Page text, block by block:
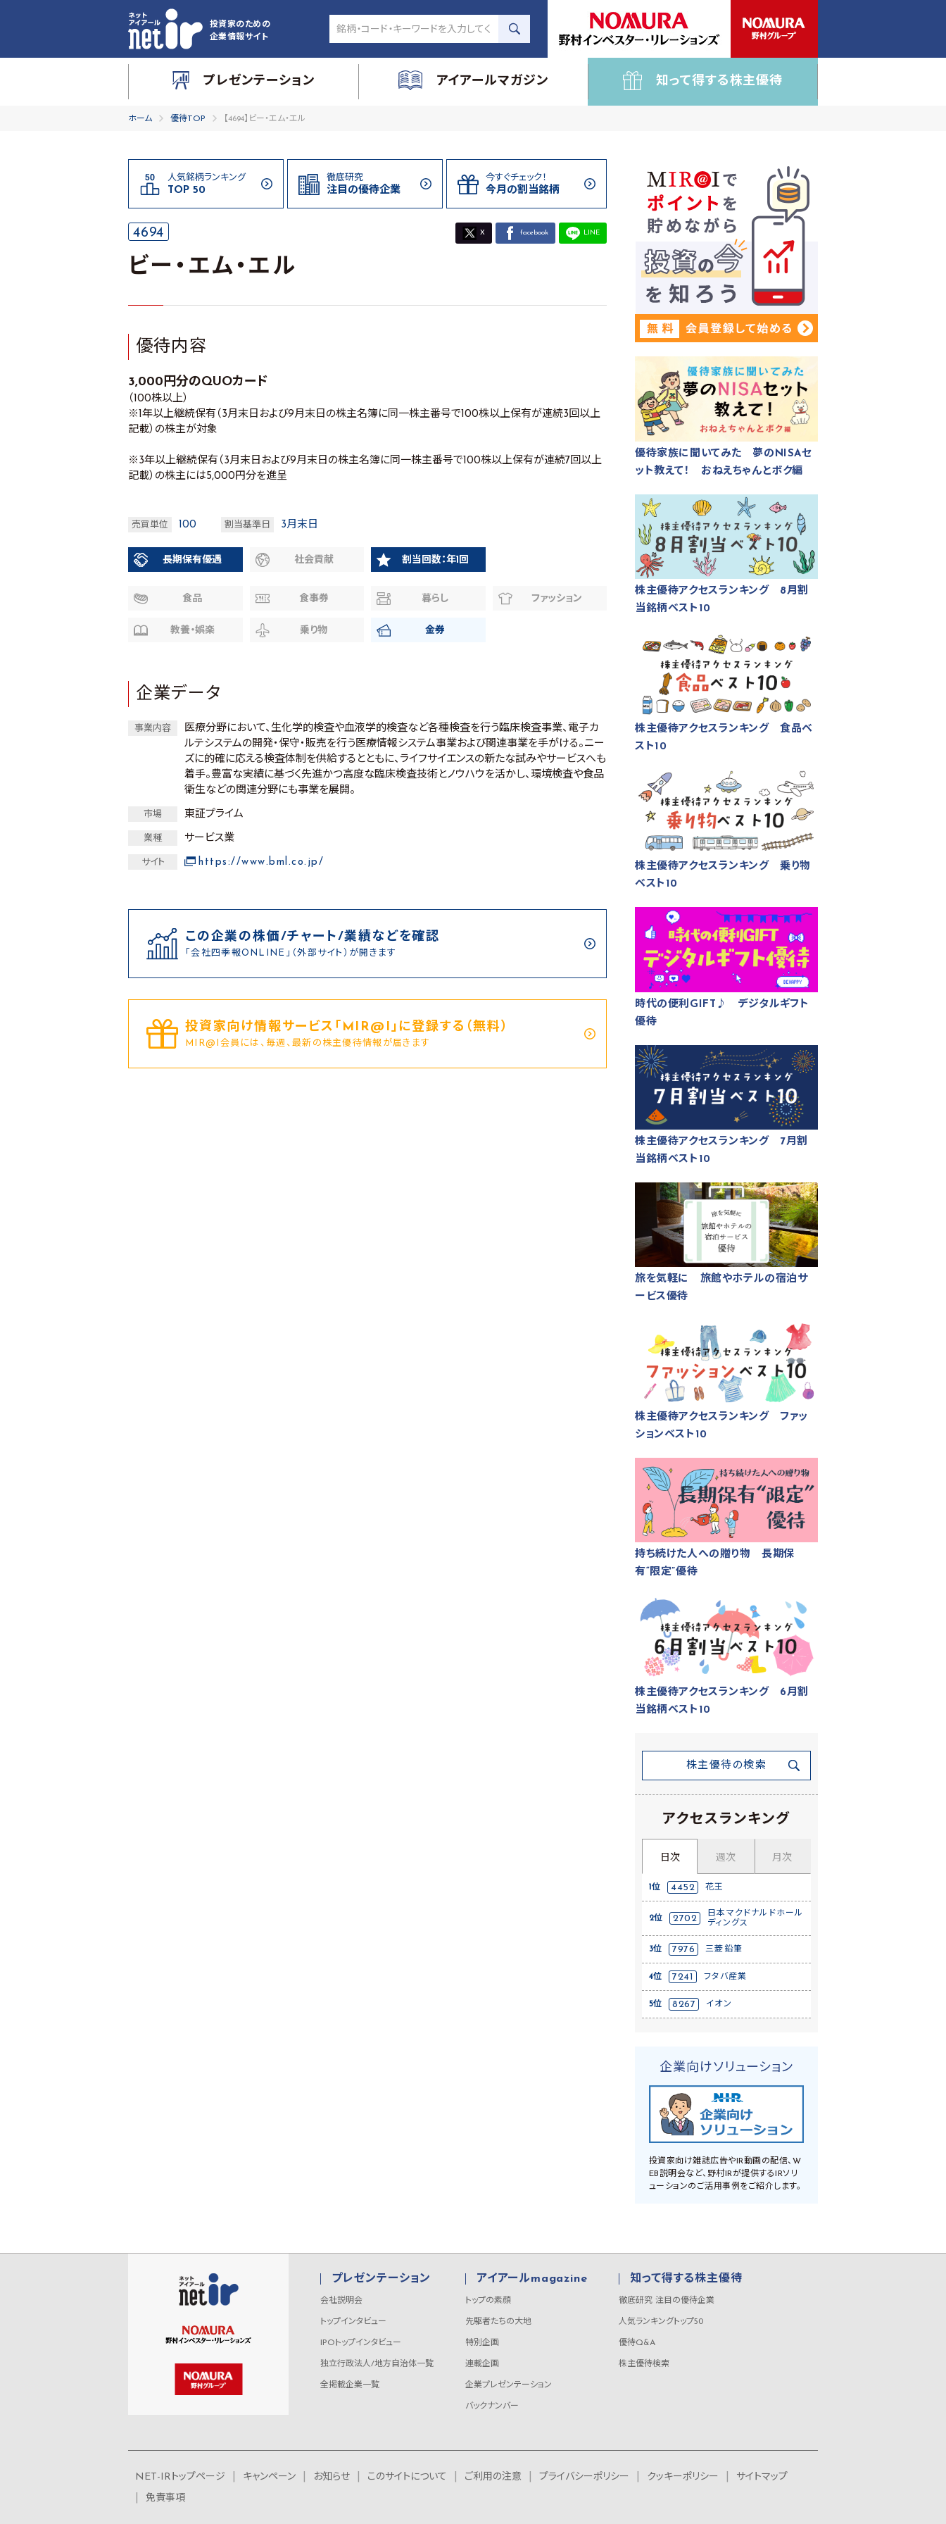
投資家のための
企業情報サイト
プレゼンテーション アイアールマガジン 知って得する株主優待
ホーム 優待TOP 【4694】ビー・エム・エル
人気銘柄ランキング
TOP 50
徹底研究
注目の優待企業
今すぐチェック！
今月の割当銘柄
4694 X facebook LINE
ビー・エム・エル
優待内容
3,000円分のQUOカード
（100株以上）
※1年以上継続保有（3月末日および9月末日の株主名簿に同一株主番号で100株以上保有が連続3回以上
記載）の株主が対象
※3年以上継続保有（3月末日および9月末日の株主名簿に同一株主番号で100株以上保有が連続7回以上
記載）の株主には5,000円分を進呈
売買単位 100 割当基準日 3月末日
長期保有優遇 社会貢献 割当回数：年1回
食品 食事券 暮らし ファッション
教養・娯楽 乗り物 金券
企業データ
事業内容
医療分野において、生化学的検査や血液学的検査など各種検査を行う臨床検査事業、電子カ
ルテシステムの開発・保守・販売を行う医療情報システム事業および関連事業を手がける。ニー
ズに的確に応える検査体制を供給するとともに、ライフサイエンスの新たな試みやサービスへも
着手。豊富な実績に基づく先進かつ高度な臨床検査技術とノウハウを活かし、環境検査や食品
衛生などの関連分野にも事業を展開。
市場 東証プライム
業種 サービス業
サイト https://www.bml.co.jp/
この企業の株価/チャート/業績などを確認
「会社四季報ONLINE」（外部サイト）が開きます
投資家向け情報サービス｢MIR@I｣に登録する（無料）
MIR@I会員には、毎週、最新の株主優待情報が届きます
優待家族に聞いてみた 夢のNISAセ
ット教えて！ おねえちゃんとボク編
株主優待アクセスランキング 8月割
当銘柄ベスト10
株主優待アクセスランキング 食品ベ
スト10
株主優待アクセスランキング 乗り物
ベスト10
時代の便利GIFT♪ デジタルギフト
優待
株主優待アクセスランキング 7月割
当銘柄ベスト10
旅を気軽に 旅館やホテルの宿泊サ
ービス優待
株主優待アクセスランキング ファッ
ションベスト10
持ち続けた人への贈り物 長期保
有“限定”優待
株主優待アクセスランキング 6月割
当銘柄ベスト10
株主優待の検索
アクセスランキング
日次 週次 月次
1位 4452 花王
2位 2702
日本マクドナルドホール
ディングス
3位 7976 三菱鉛筆
4位 7241 フタバ産業
5位 8267 イオン
企業向けソリューション
投資家向け雑誌広告やIR動画の配信、W
EB説明会など、野村IRが提供するIRソリ
ューションのご活用事例をご紹介します。
プレゼンテーション
会社説明会
トップインタビュー
IPOトップインタビュー
独立行政法人/地方自治体一覧
全掲載企業一覧
アイアールmagazine
トップの素顔
先駆者たちの大地
特別企画
連載企画
企業プレゼンテーション
バックナンバー
知って得する株主優待
徹底研究 注目の優待企業
人気ランキングトップ50
優待Q&A
株主優待検索
NET-IRトップページ キャンペーン お知らせ このサイトについて ご利用の注意 プライバシーポリシー クッキーポリシー
サイトマップ
免責事項